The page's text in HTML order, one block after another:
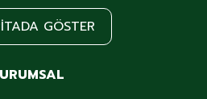
GÖSTER